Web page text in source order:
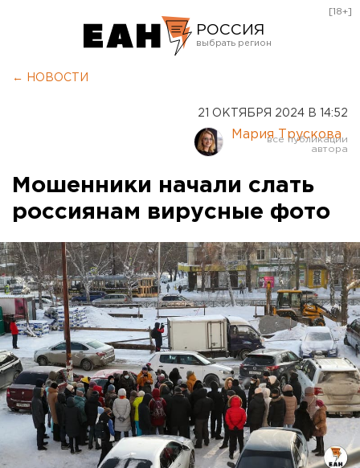
РОССИЯ
Курган
Оренбург
[18+]
← НОВОСТИ
21 ОКТЯБРЯ 2024 В 14:52
Мария Трускова
Мошенники начали слать
россиянам вирусные фото